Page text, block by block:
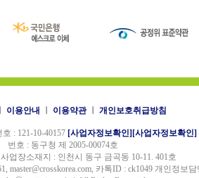
이용안내 이용약관ㅣ 개인보호취급방침
: 121-10-40157 [사업자정보확인] [사업자정보확인]
번호 : 동구청 제 2005-00074호
업장소재지 : 인천시 동구 금곡동 10-11. 401호
master@crosskorea.com, 카톡ID : ck1049 개인정보